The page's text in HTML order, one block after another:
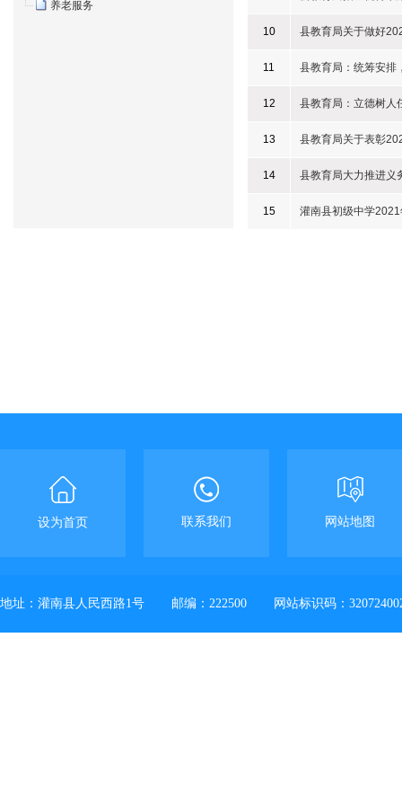
养老服务
10 县教育局关于做好
11 县教育局：统筹安排
12 县教育局：立德树人
13 县教育局关于表彰
14 县教育局大力推进义
15 灌南县初级中学
设为首页 联系我们 网站地图
地址：灌南县人民西路1号 邮编：222500 网站标识码：